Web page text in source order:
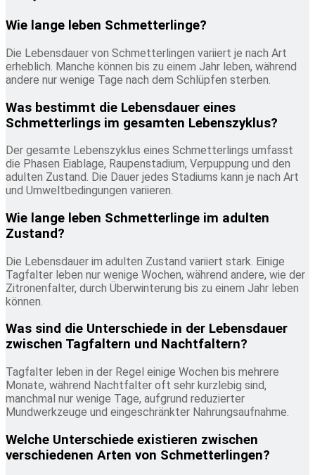
Wie lange leben Schmetterlinge?
Die Lebensdauer von Schmetterlingen variiert je nach Art
erheblich. Manche können bis zu einem Jahr leben, während
andere nur wenige Tage nach dem Schlüpfen sterben.
Was bestimmt die Lebensdauer eines
Schmetterlings im gesamten Lebenszyklus?
Der gesamte Lebenszyklus eines Schmetterlings umfasst
die Phasen Eiablage, Raupenstadium, Verpuppung und den
adulten Zustand. Die Dauer jedes Stadiums kann je nach Art
und Umweltbedingungen variieren.
Wie lange leben Schmetterlinge im adulten
Zustand?
Die Lebensdauer im adulten Zustand variiert stark. Einige
Tagfalter leben nur wenige Wochen, während andere, wie der
Zitronenfalter, durch Überwinterung bis zu einem Jahr leben
können.
Was sind die Unterschiede in der Lebensdauer
zwischen Tagfaltern und Nachtfaltern?
Tagfalter leben in der Regel einige Wochen bis mehrere
Monate, während Nachtfalter oft sehr kurzlebig sind,
manchmal nur wenige Tage, aufgrund reduzierter
Mundwerkzeuge und eingeschränkter Nahrungsaufnahme.
Welche Unterschiede existieren zwischen
verschiedenen Arten von Schmetterlingen?